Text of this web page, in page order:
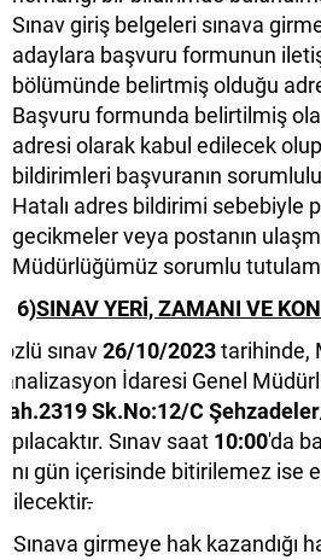
Sınav giriş belgeleri sınava
adaylara başvuru formunun
bölümünde belirtmiş olduğu
Başvuru formunda belirtilmiş
adresi olarak kabul edilecek
bildirimleri başvuranın
Hatalı adres bildirimi sebebiyle
gecikmeler veya postanın
Müdürlüğümüz sorumlu
6)SINAV YERİ, ZAMANI VE
sınav26/10/2023tarihinde,
İdaresi Genel
Sk.No:12/C
Sınav saat 10:00'da
gün içerisinde bitirilemez ise
.
girmeye hak kazandığı